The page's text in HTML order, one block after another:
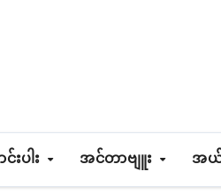
းပါး အင်တာဗျူး အယ်